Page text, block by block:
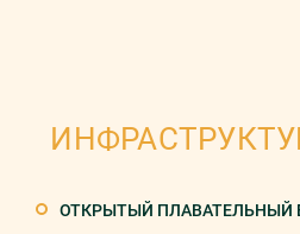
ОТКРЫТЫЙ ПЛАВАТЕЛЬНЫЙ